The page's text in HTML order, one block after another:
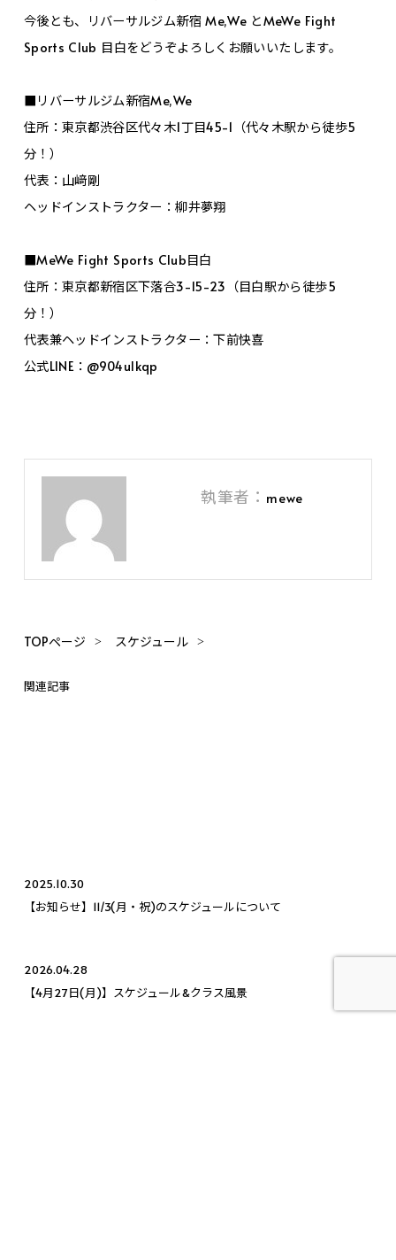
今後とも、リバーサルジム新宿 Me,We とMeWe Fight
Sports Club 目白をどうぞよろしくお願いいたします。
■リバーサルジム新宿Me,We
住所：東京都渋谷区代々木1丁目45-1（代々木駅から徒歩5
分！）
代表：山﨑剛
ヘッドインストラクター：柳井夢翔
■MeWe Fight Sports Club目白
住所：東京都新宿区下落合3-15-23（目白駅から徒歩5
分！）
代表兼ヘッドインストラクター：下前快喜
公式LINE：@904ulkqp
執筆者： mewe
TOPページ スケジュール
関連記事
2025.10.30
【お知らせ】11/3(月・祝)のスケジュールについて
2026.04.28
【4月27日(月)】スケジュール&クラス風景